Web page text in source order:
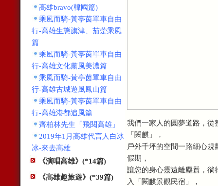
高雄bravo(韓國篇)
乘風而騎-黃亭茵單車自由
行-高雄生態旗津、茄萣乘風
篇
乘風而騎-黃亭茵單車自由
行-高雄文化薰風美濃篇
乘風而騎-黃亭茵單車自由
行-高雄古城遊風鳳山篇
乘風而騎-黃亭茵單車自由
行-高雄港都追風篇
齊柏林先生「飛閱高雄」
2019年1月高雄代言人白冰
冰-來去高雄
《演唱高雄》(*14篇)
《高雄趣旅遊》(*39篇)
我們一家人的圓夢道路，從
「闕麒」，
戶外千坪的空間一路細心
假期，
讓您的身心靈遠離塵囂，徜
入「闕麒景觀民宿」，